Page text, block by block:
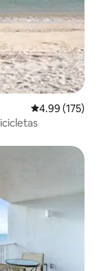
Calificación
4.99 (175)